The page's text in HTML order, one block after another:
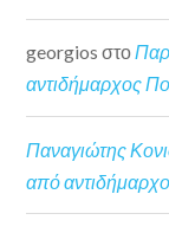
georgios στο
αντιδήμαρχος
Παναγιώτης
από